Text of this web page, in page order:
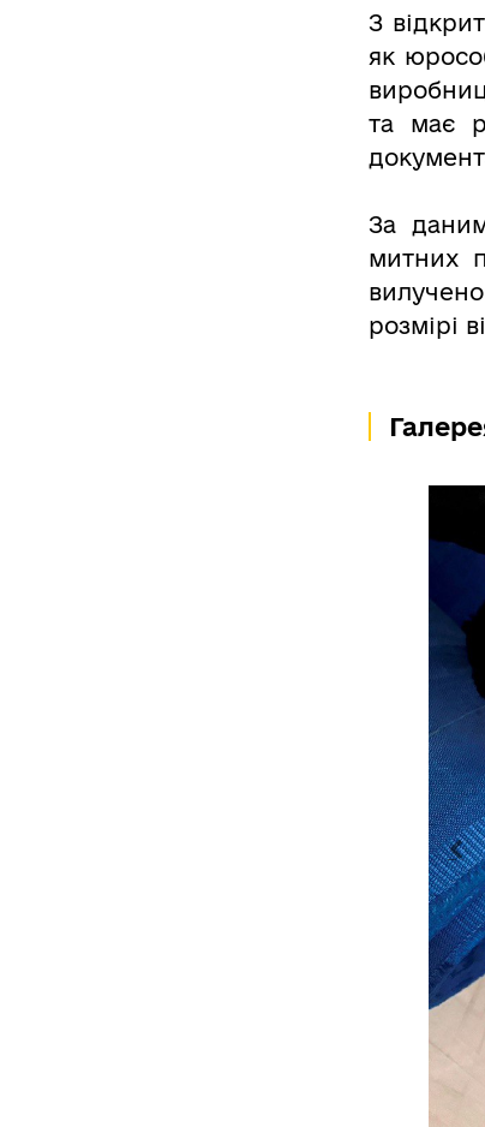
З
як
та має
За
митних
розмірі